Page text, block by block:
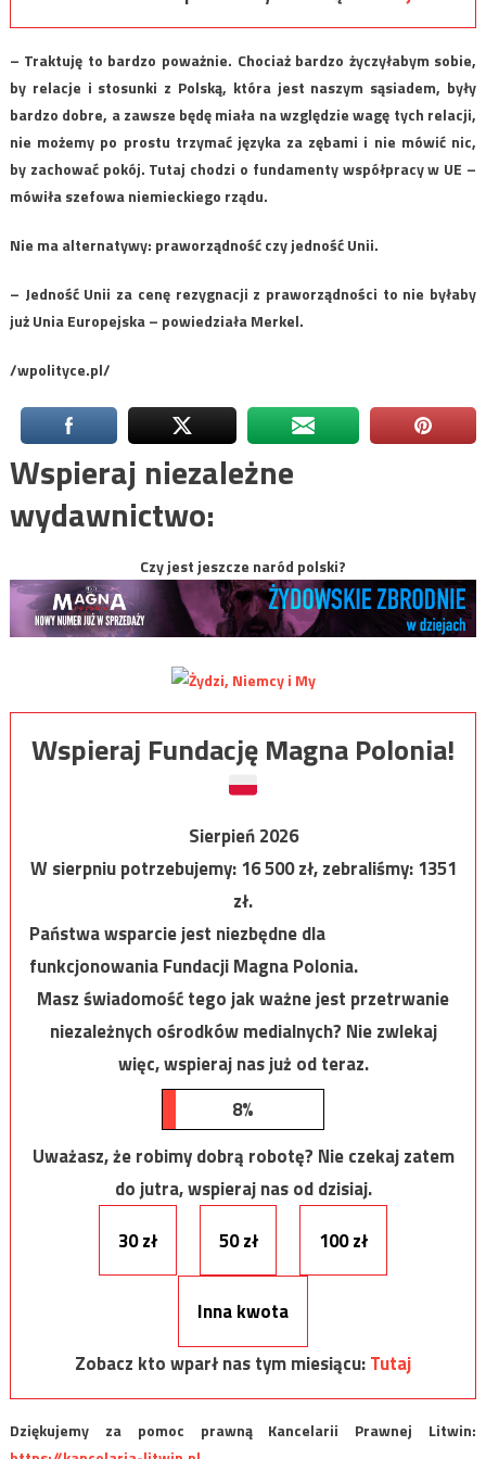
– Traktuję to bardzo poważnie. Chociaż bardzo życzyłabym sobie,
by relacje i stosunki z Polską, która jest naszym sąsiadem, były
bardzo dobre, a zawsze będę miała na względzie wagę tych relacji,
nie możemy po prostu trzymać języka za zębami i nie mówić nic,
by zachować pokój. Tutaj chodzi o fundamenty współpracy w UE –
mówiła szefowa niemieckiego rządu.
Nie ma alternatywy: praworządność czy jedność Unii.
– Jedność Unii za cenę rezygnacji z praworządności to nie byłaby
już Unia Europejska – powiedziała Merkel.
/wpolityce.pl/
Wspieraj niezależne
wydawnictwo:
Czy jest jeszcze naród polski?
Wspieraj Fundację Magna Polonia!
Sierpień 2026
W sierpniu potrzebujemy:16 500zł, zebraliśmy:1351
zł.
Państwa wsparcie jest niezbędne dla
funkcjonowania Fundacji Magna Polonia.
Masz świadomość tego jak ważne jest przetrwanie
niezależnych ośrodków medialnych? Nie zwlekaj
więc, wspieraj nas już od teraz.
8%
Uważasz, że robimy dobrą robotę? Nie czekaj zatem
do jutra, wspieraj nas od dzisiaj.
30 zł
50 zł 100 zł
Inna kwota
Zobacz kto wparł nas tym miesiącu:Tutaj
Dziękujemy za pomoc prawną Kancelarii Prawnej Litwin: